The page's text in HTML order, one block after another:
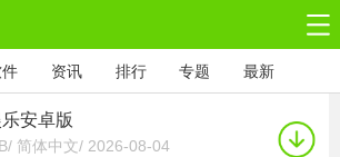
资讯 排行 专题 最新
安卓版
简体中文/ 2026-08-04